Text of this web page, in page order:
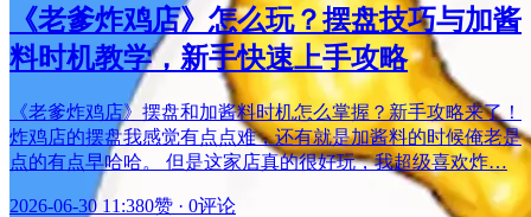
《老爹炸鸡店》怎么玩？摆盘技巧与加酱
料时机教学，新手快速上手攻略
《老爹炸鸡店》摆盘和加酱料时机怎么掌握？新手攻略来了！
炸鸡店的摆盘我感觉有点点难，还有就是加酱料的时候俺老是
点的有点早哈哈。 但是这家店真的很好玩，我超级喜欢炸…
2026-06-30 11:380赞 · 0评论